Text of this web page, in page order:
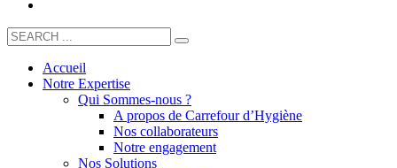
Accueil
Notre Expertise
Qui Sommes-nous ?
A propos de Carrefour d’Hygiène
Nos collaborateurs
Notre engagement
Nos Solutions